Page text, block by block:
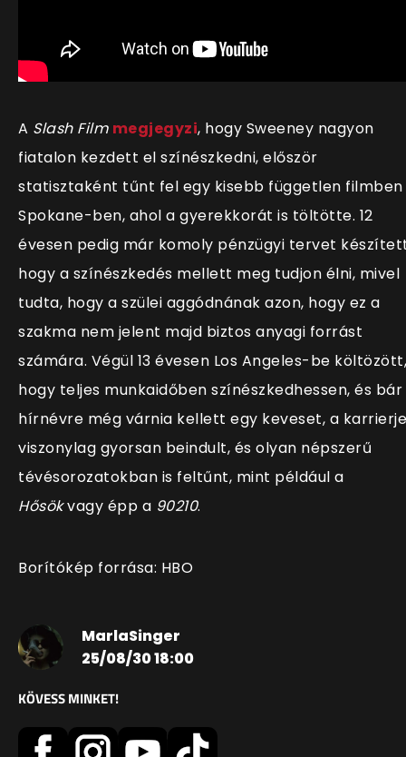
A Slash Film megjegyzi, hogy Sweeney nagyon
fiatalon kezdett el színészkedni, először
statisztaként tűnt fel egy kisebb független filmben
Spokane-ben, ahol a gyerekkorát is töltötte. 12
évesen pedig már komoly pénzügyi tervet
hogy a színészkedés mellett meg tudjon élni, mivel
tudta, hogy a szülei aggódnának azon, hogy ez a
szakma nem jelent majd biztos anyagi forrást
számára. Végül 13 évesen Los Angeles-be költözött,
hogy teljes munkaidőben színészkedhessen, és bár
hírnévre még várnia kellett egy keveset, a karrierje
viszonylag gyorsan beindult, és olyan népszerű
tévésorozatokban is feltűnt, mint például a
Hősökvagy épp a 90210.
Borítókép forrása: HBO
MarlaSinger
25/08/30 18:00
KÖVESS MINKET!